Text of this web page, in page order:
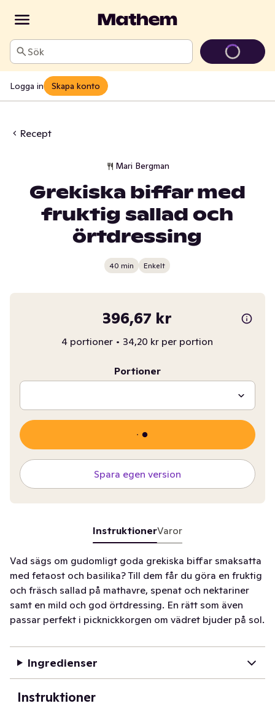
Sök
Logga in Skapa konto
Recept
Mari Bergman
Grekiska biffar med
fruktig sallad och
örtdressing
40 min Enkelt
396,67 kr
4 portioner • 34,20 kr per portion
Portioner
Spara egen version
InstruktionerVaror
Vad sägs om gudomligt goda grekiska biffar smaksatta
med fetaost och basilika? Till dem får du göra en fruktig
och fräsch sallad på mathavre, spenat och nektariner
samt en mild och god örtdressing. En rätt som även
passar perfekt i picknickkorgen om vädret bjuder på sol.
Ingredienser
Instruktioner